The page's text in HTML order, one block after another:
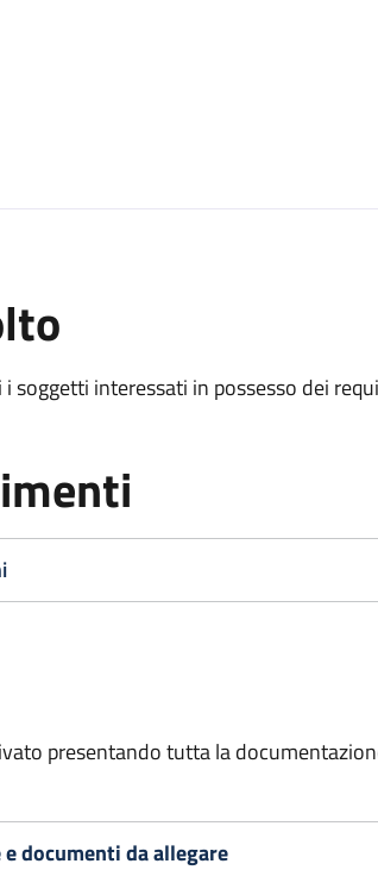
soggetti interessati in possesso dei
presentando tutta la
documenti da allegare